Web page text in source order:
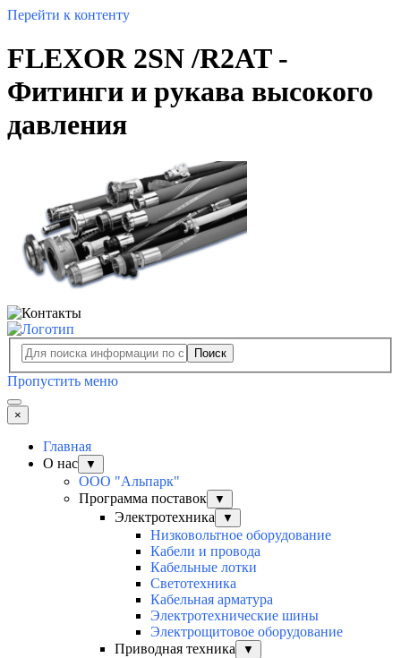
Перейти к контенту
FLEXOR 2SN /R2AT -
Фитинги и рукава высокого
давления
Поиск
Пропустить меню
×
Главная
О нас
▼
ООО "Альпарк"
Программа поставок
▼
Электротехника ▼
Низковольтное оборудование
Кабели и провода
Кабельные лотки
Светотехника
Кабельная арматура
Электротехнические шины
Электрощитовое оборудование
Приводная техника
▼